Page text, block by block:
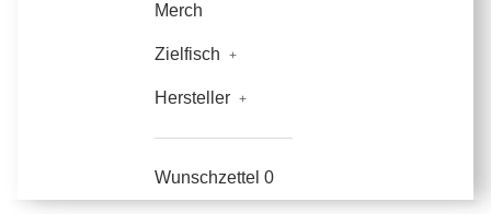
Merch
Zielfisch
Hersteller
Wunschzettel 0